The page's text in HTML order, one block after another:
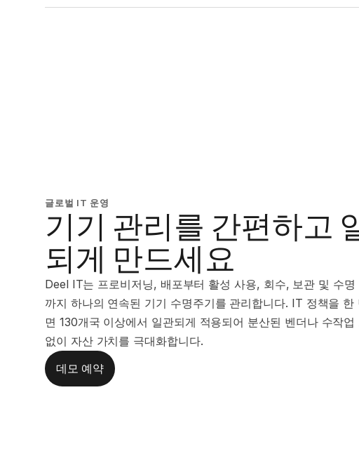
글로벌 IT 운영
기기 관리를 간편하고
되게 만드세요
Deel IT는 프로비저닝, 배포부터 활성 사용, 회수, 보관 및 수명
까지 하나의 연속된 기기 수명주기를 관리합니다. IT 정책을 한
면 130개국 이상에서 일관되게 적용되어 분산된 벤더나 수작업
없이 자산 가치를 극대화합니다.
데모 예약